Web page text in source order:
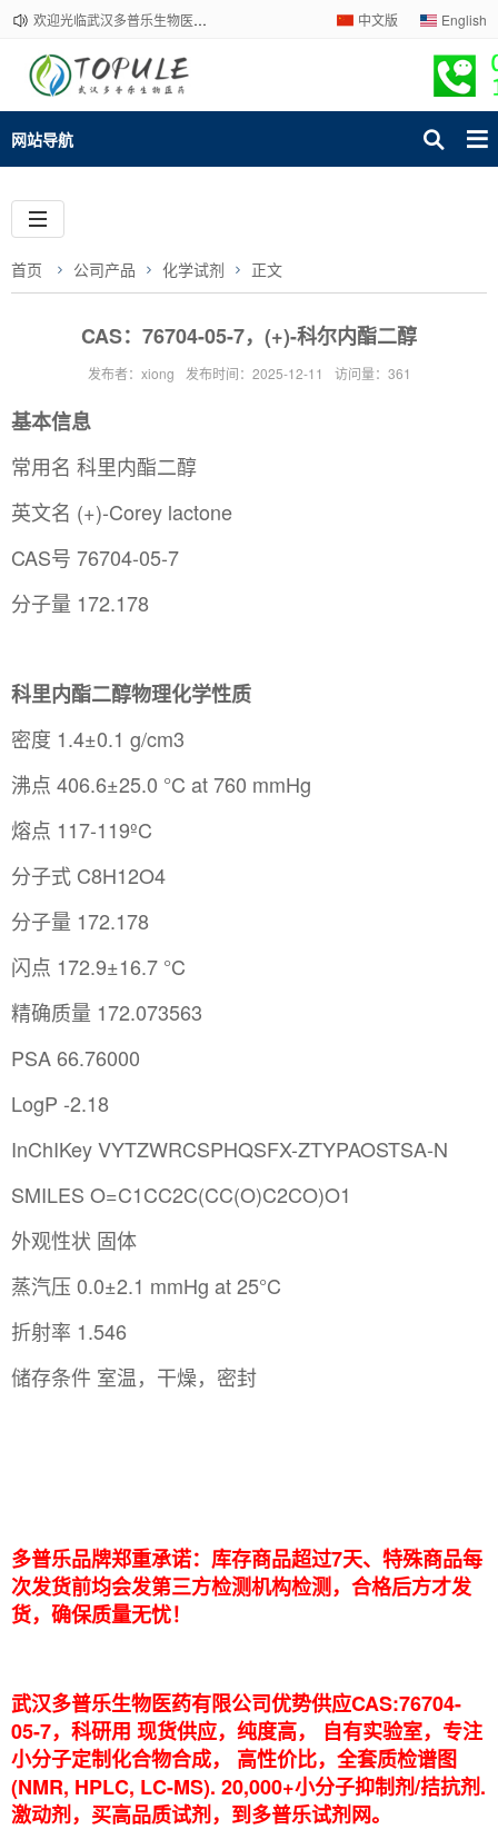
欢迎光临武汉多普乐生物医药有限公司官网！下单请咨询客服，我们热情为您服务！ 中文版 English
网站导航
首页 公司产品 化学试剂 正文
CAS：76704-05-7，(+)-科尔内酯二醇
发布者：xiong 发布时间：2025-12-11 访问量：361
基本信息
常用名 科里内酯二醇
英文名 (+)-Corey lactone
CAS号 76704-05-7
分子量 172.178
科里内酯二醇物理化学性质
密度 1.4±0.1 g/cm3
沸点 406.6±25.0 °C at 760 mmHg
熔点 117-119ºC
分子式 C8H12O4
分子量 172.178
闪点 172.9±16.7 °C
精确质量 172.073563
PSA 66.76000
LogP -2.18
InChIKey VYTZWRCSPHQSFX-ZTYPAOSTSA-N
SMILES O=C1CC2C(CC(O)C2CO)O1
外观性状 固体
蒸汽压 0.0±2.1 mmHg at 25°C
折射率 1.546
储存条件 室温，干燥，密封
多普乐品牌郑重承诺：库存商品超过7天、特殊商品每
次发货前均会发第三方检测机构检测，合格后方才发
货，确保质量无忧！
武汉多普乐生物医药有限公司优势供应CAS:76704-
05-7，科研用 现货供应，纯度高， 自有实验室，专注
小分子定制化合物合成， 高性价比，全套质检谱图
(NMR, HPLC, LC-MS). 20,000+小分子抑制剂/拮抗剂.
激动剂，买高品质试剂，到多普乐试剂网。